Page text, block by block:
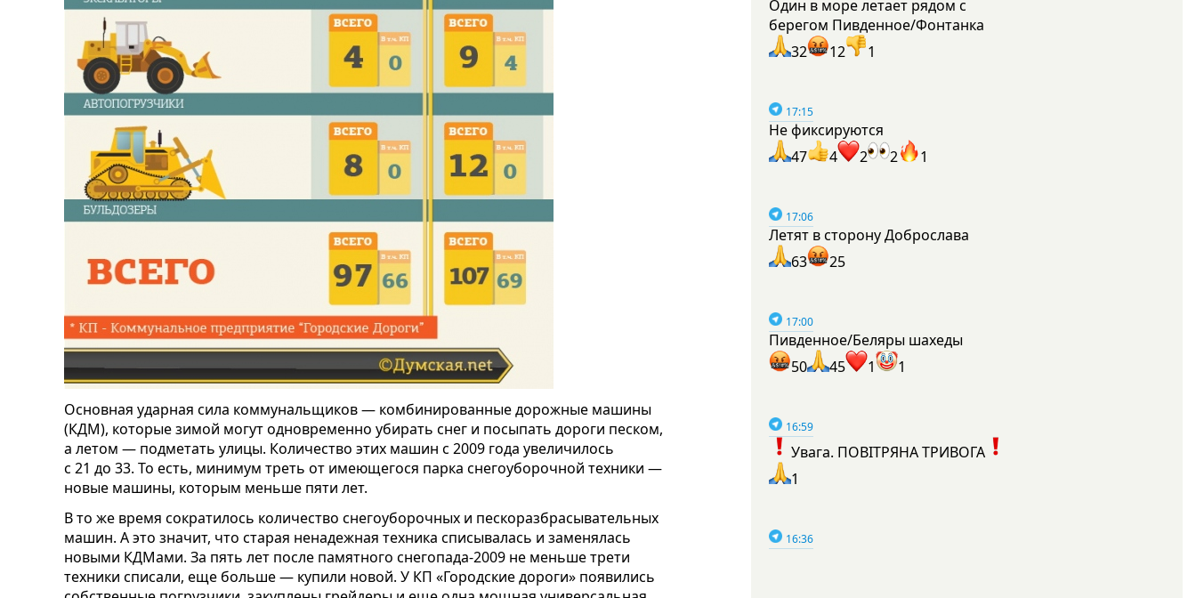
Основная ударная сила коммунальщиков — комбинированные дорожные машины
(КДМ), которые зимой могут одновременно убирать снег и посыпать дороги песком,
а летом — подметать улицы. Количество этих машин с 2009 года увеличилось
с 21 до 33. То есть, минимум треть от имеющегося парка снегоуборочной техники —
новые машины, которым меньше пяти лет.
В то же время сократилось количество снегоуборочных и пескоразбрасывательных
машин. А это значит, что старая ненадежная техника списывалась и заменялась
новыми КДМами. За пять лет после памятного снегопада-2009 не меньше трети
техники списали, еще больше — купили новой. У КП «Городские дороги» появились
Один в море летает рядом с
берегом Пивденное/Фонтанка
32
12 1
17:15
Не фиксируются
47
4 2 2 1
17:06
Летят в сторону Доброслава
63
25
17:00
Пивденное/Беляры шахеды
50
45 1 1
16:59
Увага. ПОВІТРЯНА ТРИВОГА
1
16:36